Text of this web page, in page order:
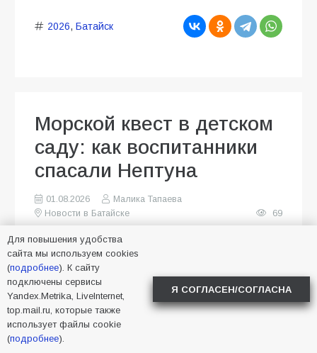
2026, Батайск
Морской квест в детском
саду: как воспитанники
спасали Нептуна
01.08.2026
Малика Тапаева
Новости в Батайске
69
Для повышения удобства
сайта мы используем cookies
(подробнее). К сайту
подключены сервисы
Yandex.Metrika, LiveInternet,
top.mail.ru, которые также
использует файлы cookie
(подробнее).
Я СОГЛАСЕН/СОГЛАСНА